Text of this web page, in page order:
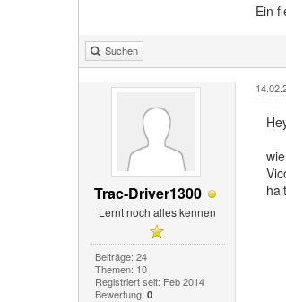
Ein
Suchen
Trac-Driver1300
Lernt noch alles kennen
Beiträge: 24
Themen: 10
Registriert seit: Feb 2014
Bewertung: 0